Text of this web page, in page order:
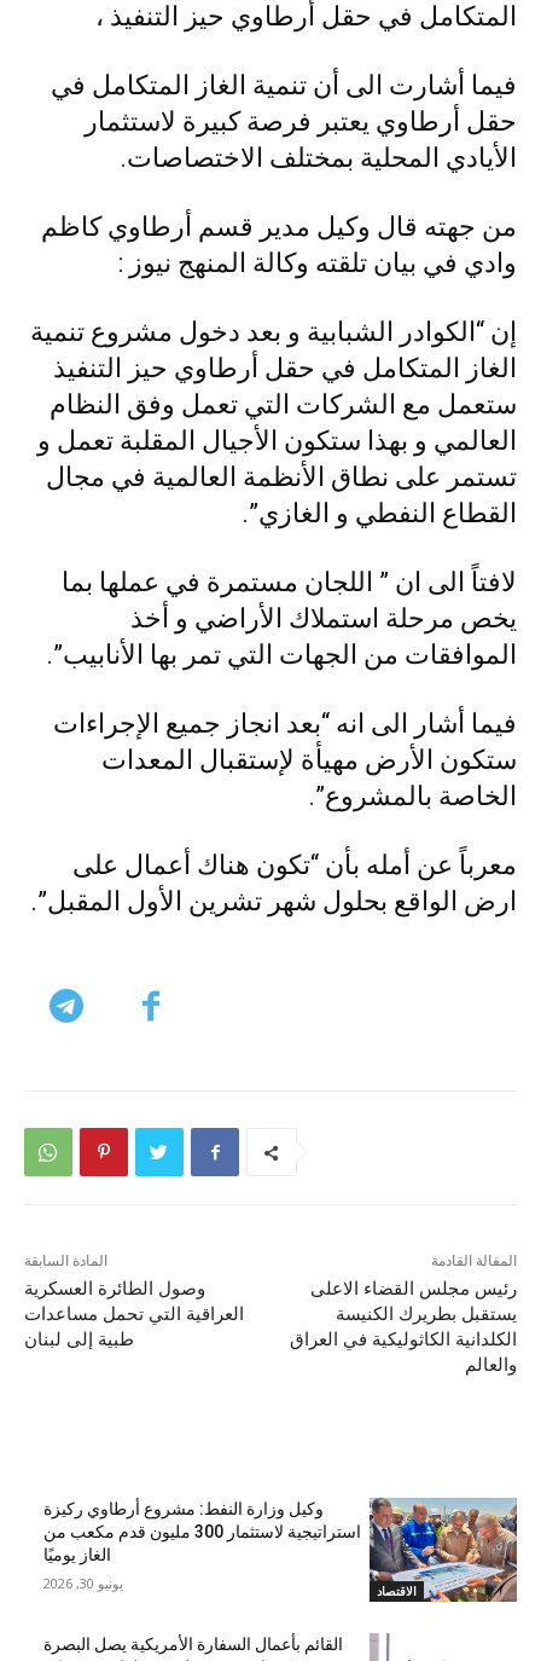
المتكامل في حقل أرطاوي حيز التنفيذ ،
فيما أشارت الى أن تنمية الغاز المتكامل في
حقل أرطاوي يعتبر فرصة كبيرة لاستثمار
الأيادي المحلية بمختلف الاختصاصات.
من جهته قال وكيل مدير قسم أرطاوي كاظم
وادي في بيان تلقته وكالة المنهج نيوز :
إن “الكوادر الشبابية و بعد دخول مشروع تنمية
الغاز المتكامل في حقل أرطاوي حيز التنفيذ
ستعمل مع الشركات التي تعمل وفق النظام
العالمي و بهذا ستكون الأجيال المقلبة تعمل و
تستمر على نطاق الأنظمة العالمية في مجال
القطاع النفطي و الغازي”.
لافتاً الى ان ” اللجان مستمرة في عملها بما
يخص مرحلة استملاك الأراضي و أخذ
الموافقات من الجهات التي تمر بها الأنابيب”.
فيما أشار الى انه “بعد انجاز جميع الإجراءات
ستكون الأرض مهيأة لإستقبال المعدات
الخاصة بالمشروع”.
معرباً عن أمله بأن “تكون هناك أعمال على
ارض الواقع بحلول شهر تشرين الأول المقبل”.
المادة السابقة
وصول الطائرة العسكرية
العراقية التي تحمل مساعدات
طبية إلى لبنان
المقالة القادمة
رئيس مجلس القضاء الاعلى
يستقبل بطريرك الكنيسة
الكلدانية الكاثوليكية في العراق
والعالم
الاقتصاد
وكيل وزارة النفط: مشروع أرطاوي ركيزة
استراتيجية لاستثمار 300 مليون قدم مكعب من
الغاز يوميًا
يونيو 30, 2026
القائم بأعمال السفارة الأمريكية يصل البصرة